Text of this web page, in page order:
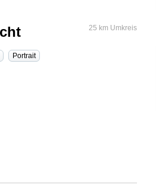
25 km Umkreis
Portrait